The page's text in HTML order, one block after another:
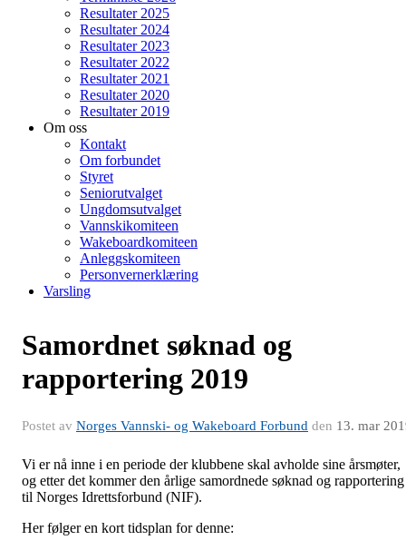
Resultater 2025
Resultater 2024
Resultater 2023
Resultater 2022
Resultater 2021
Resultater 2020
Resultater 2019
Om oss
Kontakt
Om forbundet
Styret
Seniorutvalget
Ungdomsutvalget
Vannskikomiteen
Wakeboardkomiteen
Anleggskomiteen
Personvernerklæring
Varsling
Samordnet søknad og
rapportering 2019
Postet av Norges Vannski- og Wakeboard Forbund den 13. mar
Vi er nå inne i en periode der klubbene skal avholde sine årsmøter,
og etter det kommer den årlige samordnede søknad og rapportering
til Norges Idrettsforbund (NIF).
Her følger en kort tidsplan for denne: